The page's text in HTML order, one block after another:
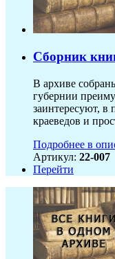
Сборник
В архиве
губернии
заинтересуют, в
краеведов и
Подробнее в
Артикул: 22-007
Перейти